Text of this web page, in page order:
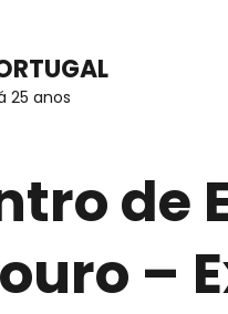
25 anos
de
–